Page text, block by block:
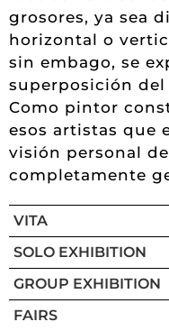
grosores, ya sea
horizontal o
sin embago, se
superposición
Como pintor
esos artistas que
visión personal
completamente
VITA
SOLO EXHIBITION
GROUP EXHIBITION
FAIRS